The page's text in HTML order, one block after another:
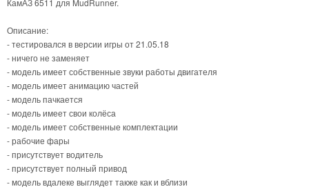
КамАЗ 6511 для MudRunner.
Описание:
- тестировался в версии игры от 21.05.18
- ничего не заменяет
- модель имеет собственные звуки работы двигателя
- модель имеет анимацию частей
- модель пачкается
- модель имеет свои колёса
- модель имеет собственные комплектации
- рабочие фары
- присутствует водитель
- присутствует полный привод
- модель вдалеке выглядет также как и вблизи